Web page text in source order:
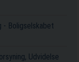
- Boligselskabet
Udvidelse